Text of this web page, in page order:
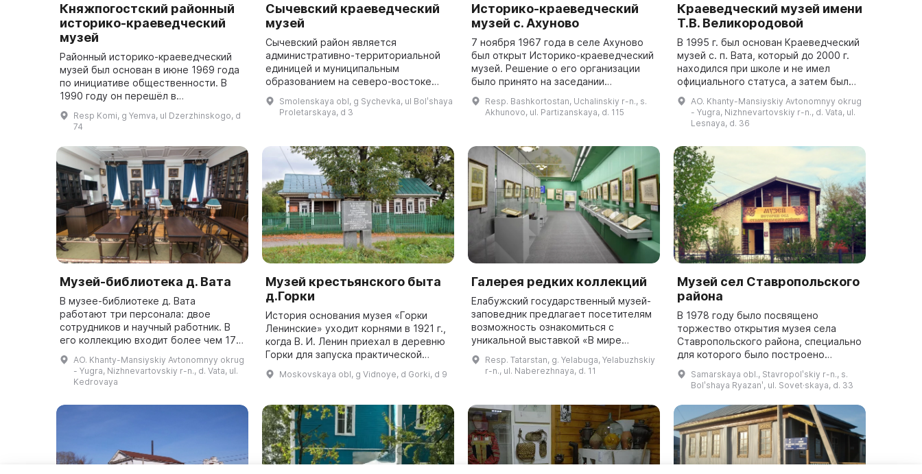
Княжпогостский районный
историко-краеведческий
музей
Районный историко-краеведческий
музей был основан в июне 1969 года
по инициативе общественности. В
1990 году он перешёл в
государственную сферу и приобрел
более научный характер. Он
Resp Komi, g Yemva, ul Dzerzhinskogo, d
74
Сычевский краеведческий
музей
Сычевский район является
административно-территориальной
единицей и муниципальным
образованием на северо-востоке
Смоленской области,
административным центром которого
является небольшой и уютный
Smolenskaya obl, g Sychevka, ul Bolʹshaya
Proletarskaya, d 3
Историко-краеведческий
музей с. Ахуново
7 ноября 1967 года в селе Ахуново
был открыт Историко-краеведческий
музей. Решение о его организации
было принято на заседании
партийного комитета колхоза 13
апреля 1966 года. В 1980 году после
Resp. Bashkortostan, Uchalinskiy r-n., s.
Akhunovo, ul. Partizanskaya, d. 115
Краеведческий музей имени
Т.В. Великородовой
В 1995 г. был основан Краеведческий
музей с. п. Вата, который до 2000 г.
находился при школе и не имел
официального статуса, а затем был
объединен с местной библиотекой и
назывался Музей-библиотека с....
AO. Khanty-Mansiyskiy Avtonomnyy okrug
- Yugra, Nizhnevartovskiy r-n., d. Vata, ul.
Lesnaya, d. 36
Музей-библиотека д. Вата
В музее-библиотеке д. Вата
работают три персонала: двое
сотрудников и научный работник. В
его коллекцию входит более чем 17
сотен экспонатов, из них 1500
представлены в экспозициях и
входят в основные...
AO. Khanty-Mansiyskiy Avtonomnyy okrug
- Yugra, Nizhnevartovskiy r-n., d. Vata, ul.
Kedrovaya
Музей крестьянского быта
д.Горки
История основания музея «Горки
Ленинские» уходит корнями в 1921 г.,
когда В. И. Ленин приехал в деревню
Горки для запуска практической
реализации плана ГОЭЛРО. Для
памяти о событии семья Шульгиных
Moskovskaya obl, g Vidnoye, d Gorki, d 9
Галерея редких коллекций
Елабужский государственный музей-
заповедник предлагает посетителям
возможность ознакомиться с
уникальной выставкой «В мире
священного Корана», составленной
из двух частных коллекций. В галерее
предста...
Resp. Tatarstan, g. Yelabuga, Yelabuzhskiy
r-n., ul. Naberezhnaya, d. 11
Музей сел Ставропольского
района
В 1978 году было посвящено
торжество открытия музея села
Ставропольского района, специально
для которого было построено
двухэтажное здание. В нем можно
познакомиться с бытом и укладом
селян, узнать о ...
Samarskaya obl., Stavropolʹskiy r-n., s.
Bolʹshaya Ryazanʹ, ul. Sovet·skaya, d. 33